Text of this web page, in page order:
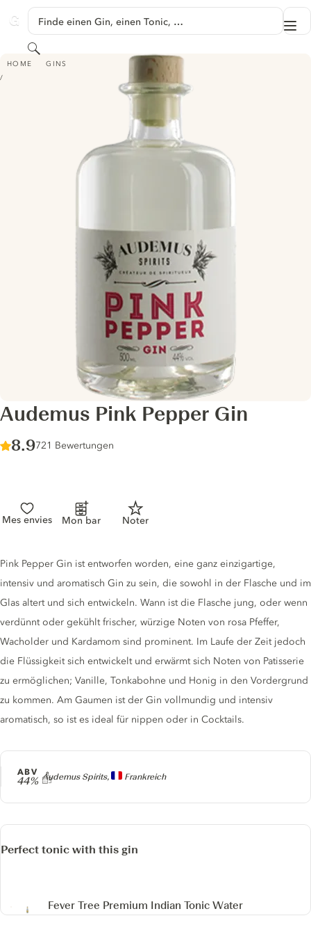
GINVENTORY
Finde einen Gin, einen Tonic, …
Suchen
HOME GINS
AUDEMUS PINK PEPPER GIN
Audemus Pink Pepper Gin
Score :
8.9/ 10
721 Bewertungen
Mes envies Mon bar Noter
Producer
Audemus Spirits, Frankreich
ABV
44%
Gin description
Pink Pepper Gin ist entworfen worden, eine ganz einzigartige,
intensiv und aromatisch Gin zu sein, die sowohl in der Flasche und im
Glas altert und sich entwickeln. Wann ist die Flasche jung, oder wenn
verdünnt oder gekühlt frischer, würzige Noten von rosa Pfeffer,
Wacholder und Kardamom sind prominent. Im Laufe der Zeit jedoch
die Flüssigkeit sich entwickelt und erwärmt sich Noten von Patisserie
zu ermöglichen; Vanille, Tonkabohne und Honig in den Vordergrund
zu kommen. Am Gaumen ist der Gin vollmundig und intensiv
aromatisch, so ist es ideal für nippen oder in Cocktails.
Perfect tonic with this gin
Fever Tree Premium Indian Tonic Water